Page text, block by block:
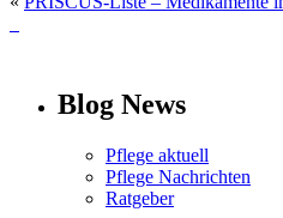
Blog News
Pflege aktuell
Pflege Nachrichten
Ratgeber